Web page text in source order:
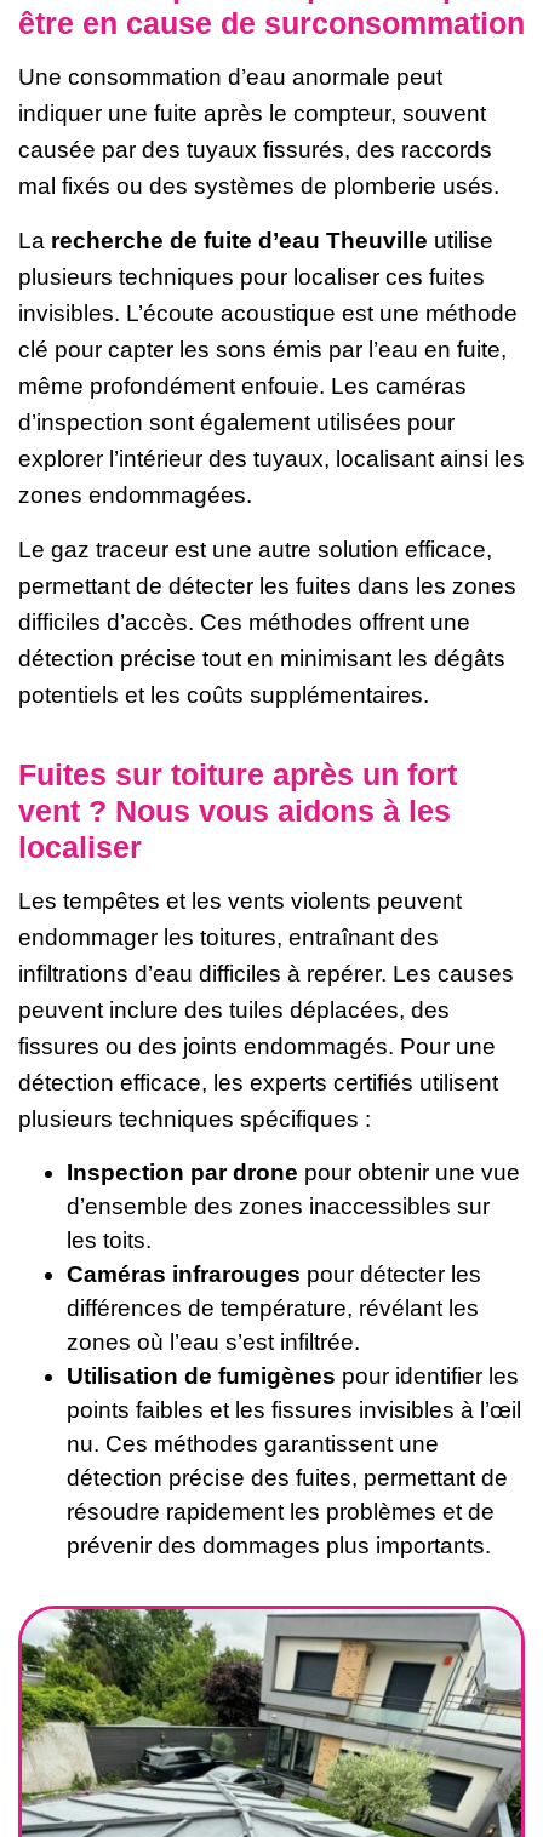
être en cause de surconsommation
Une consommation d’eau anormale peut
indiquer une fuite après le compteur, souvent
causée par des tuyaux fissurés, des raccords
mal fixés ou des systèmes de plomberie usés.
La recherche de fuite d’eau Theuville utilise
plusieurs techniques pour localiser ces fuites
invisibles. L’écoute acoustique est une méthode
clé pour capter les sons émis par l’eau en fuite,
même profondément enfouie. Les caméras
d’inspection sont également utilisées pour
explorer l’intérieur des tuyaux, localisant ainsi les
zones endommagées.
Le gaz traceur est une autre solution efficace,
permettant de détecter les fuites dans les zones
difficiles d’accès. Ces méthodes offrent une
détection précise tout en minimisant les dégâts
potentiels et les coûts supplémentaires.
Fuites sur toiture après un fort
vent ? Nous vous aidons à les
localiser
Les tempêtes et les vents violents peuvent
endommager les toitures, entraînant des
infiltrations d’eau difficiles à repérer. Les causes
peuvent inclure des tuiles déplacées, des
fissures ou des joints endommagés. Pour une
détection efficace, les experts certifiés utilisent
plusieurs techniques spécifiques :
Inspection par drone pour obtenir une vue
d’ensemble des zones inaccessibles sur
les toits.
Caméras infrarouges pour détecter les
différences de température, révélant les
zones où l’eau s’est infiltrée.
Utilisation de fumigènes pour identifier les
points faibles et les fissures invisibles à l’œil
nu. Ces méthodes garantissent une
détection précise des fuites, permettant de
résoudre rapidement les problèmes et de
prévenir des dommages plus importants.